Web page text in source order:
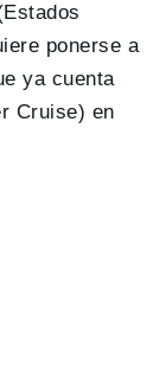
ponerse a
ya cuenta
Cruise) en